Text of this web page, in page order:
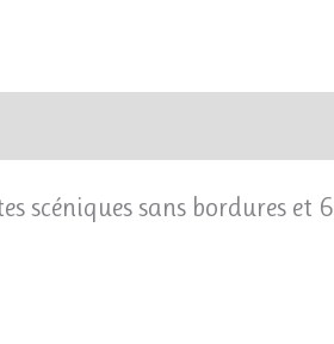
scéniques sans bordures et 6